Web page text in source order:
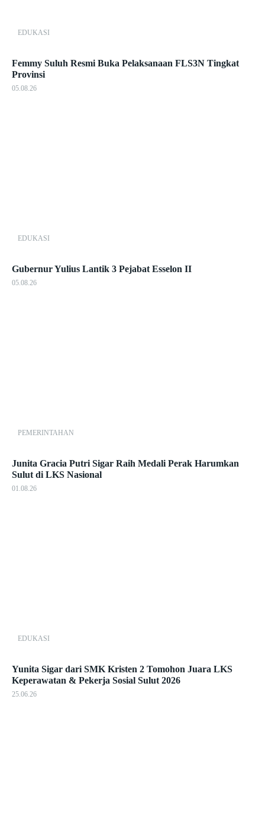
EDUKASI
Femmy Suluh Resmi Buka Pelaksanaan FLS3N Tingkat
Provinsi
05.08.26
EDUKASI
Gubernur Yulius Lantik 3 Pejabat Esselon II
05.08.26
PEMERINTAHAN
Junita Gracia Putri Sigar Raih Medali Perak Harumkan
Sulut di LKS Nasional
01.08.26
EDUKASI
Yunita Sigar dari SMK Kristen 2 Tomohon Juara LKS
Keperawatan & Pekerja Sosial Sulut 2026
25.06.26